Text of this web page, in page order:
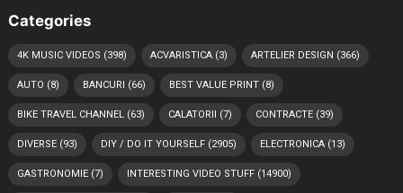
Categories
4K MUSIC VIDEOS (398) ACVARISTICA(3) ARTELIER DESIGN (366)
AUTO (8) BANCURI (66) BEST VALUE PRINT(8)
BIKE TRAVEL CHANNEL(63) CALATORII (7) CONTRACTE(39)
DIVERSE(93) DIY / DO IT YOURSELF(2905) ELECTRONICA(13)
GASTRONOMIE(7) INTERESTING VIDEO STUFF(14900)